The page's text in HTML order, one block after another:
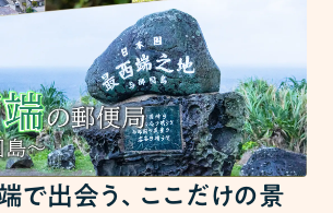
で出会う、ここだけの景